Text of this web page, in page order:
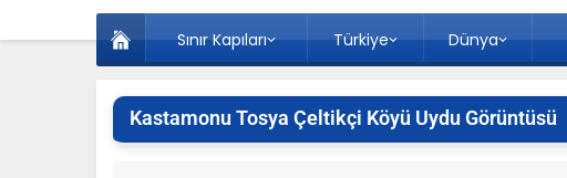
Sınır Kapıları Türkiye Dünya
Kastamonu Tosya Çeltikçi Köyü Uydu Görüntüsü